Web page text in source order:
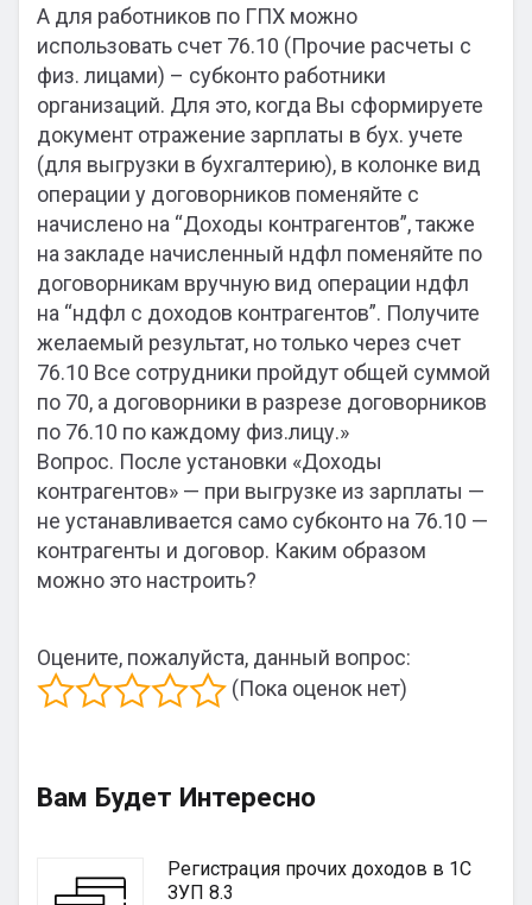
А для работников по ГПХ можно
использовать счет 76.10 (Прочие расчеты с
физ. лицами) – субконто работники
организаций. Для это, когда Вы сформируете
документ отражение зарплаты в бух. учете
(для выгрузки в бухгалтерию), в колонке вид
операции у договорников поменяйте с
начислено на “Доходы контрагентов”, также
на закладе начисленный ндфл поменяйте по
договорникам вручную вид операции ндфл
на “ндфл с доходов контрагентов”. Получите
желаемый результат, но только через счет
76.10 Все сотрудники пройдут общей суммой
по 70, а договорники в разрезе договорников
по 76.10 по каждому физ.лицу.»
Вопрос. После установки «Доходы
контрагентов» — при выгрузке из зарплаты —
не устанавливается само субконто на 76.10 —
контрагенты и договор. Каким образом
можно это настроить?
Оцените, пожалуйста, данный вопрос:
(Пока оценок нет)
Вам Будет Интересно
Регистрация прочих доходов в 1С
ЗУП 8.3